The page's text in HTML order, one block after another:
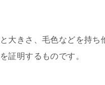
大きさ、毛色などを持ち
証明するものです。